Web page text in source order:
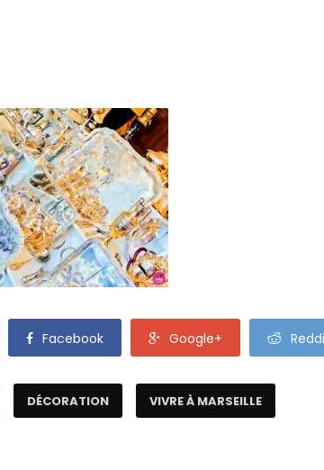
Facebook Google+
DÉCORATION VIVRE À MARSEILLE